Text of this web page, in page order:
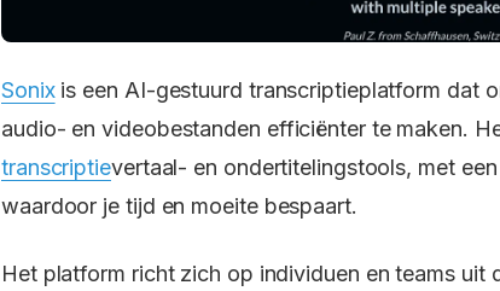
Sonixis een AI-gestuurd transcriptieplatform dat
audio- en videobestanden efficiënter te maken.
transcriptievertaal- en ondertitelingstools, met
waardoor je tijd en moeite bespaart.
Het platform richt zich op individuen en teams uit